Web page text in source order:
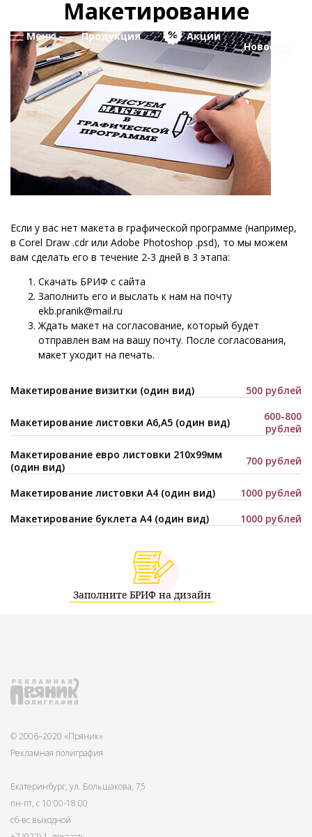
Меню Продукция
Акции
Новости
Макетирование
Если у вас нет макета в графической программе (например,
в Corel Draw .cdr или Adobe Photoshop .psd), то мы можем
вам сделать его в течение 2-3 дней в 3 этапа:
Скачать БРИФ с сайта
Заполнить его и выслать к нам на почту
ekb.pranik@mail.ru
Ждать макет на согласование, который будет
отправлен вам на вашу почту. После согласования,
макет уходит на печать.
Макетирование визитки (один вид) 500 рублей
Макетирование листовки А6,А5 (один вид)
600-800
рублей
Макетирование евро листовки 210х99мм
(один вид)
700 рублей
Макетирование листовки А4 (один вид)
1000 рублей
Макетирование буклета А4 (один вид)
1000 рублей
Заполните БРИФ на дизайн
© 2006–2020 «Пряник»
Рекламная полиграфия
Екатеринбург, ул. Большакова, 75
пн-пт, с 10:00-18:00
сб-вс выходной